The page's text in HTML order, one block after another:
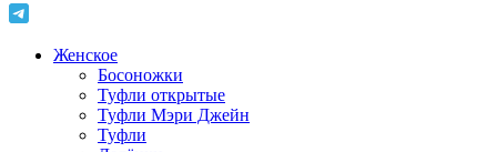
Женское
Босоножки
Туфли открытые
Туфли Мэри Джейн
Туфли